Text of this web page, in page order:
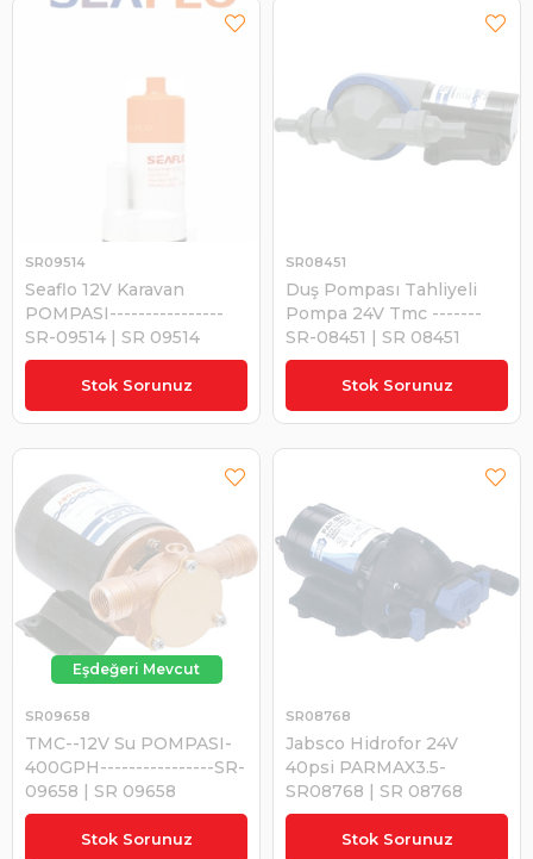
Stok Sorunuz
Seaflo 12V Karavan
POMPASI----------------
SR-09514 | SR 09514
SR09514
₺595,11 Stok Sorunuz
Duş Pompası Tahliyeli
Pompa 24V Tmc -------
SR-08451 | SR 08451
SR08451
₺10.306,29
Stok Sorunuz
TMC--12V Su POMPASI-
400GPH----------------SR-
09658 | SR 09658
SR09658
₺6.808,02 Stok Sorunuz
Jabsco Hidrofor 24V
40psi PARMAX3.5-
SR08768 | SR 08768
SR08768
₺15.227,42